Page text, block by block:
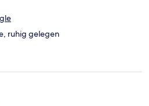
ruhig gelegen